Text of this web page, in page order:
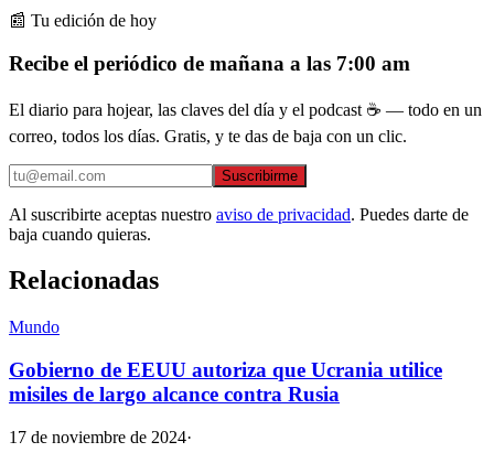
📰 Tu edición de hoy
Recibe el periódico de mañana a las 7:00 am
El diario para hojear, las claves del día y el podcast ☕ — todo en un
correo, todos los días. Gratis, y te das de baja con un clic.
Suscribirme
Al suscribirte aceptas nuestro aviso de privacidad. Puedes darte de
baja cuando quieras.
Relacionadas
Mundo
Gobierno de EEUU autoriza que Ucrania utilice
misiles de largo alcance contra Rusia
17 de noviembre de 2024·